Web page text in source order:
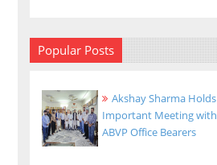
Popular Posts
Akshay Sharma Holds
Important Meeting with
ABVP Office Bearers